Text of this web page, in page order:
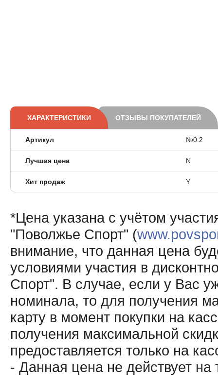
ХАРАКТЕРИСТИКИ ОТЗЫВЫ ПОКУПАТЕЛЕЙ
Артикул №0.2
Лучшая цена N
Хит продаж Y
*Цена указана с учётом
"Поволжье Спорт" (
внимание, что данная цена
условиями участия в
Спорт". В случае, если у Вас
номинала, то для получения
карту в момент покупки на
получения максимальной
предоставляется только на
- Данная цена не действует